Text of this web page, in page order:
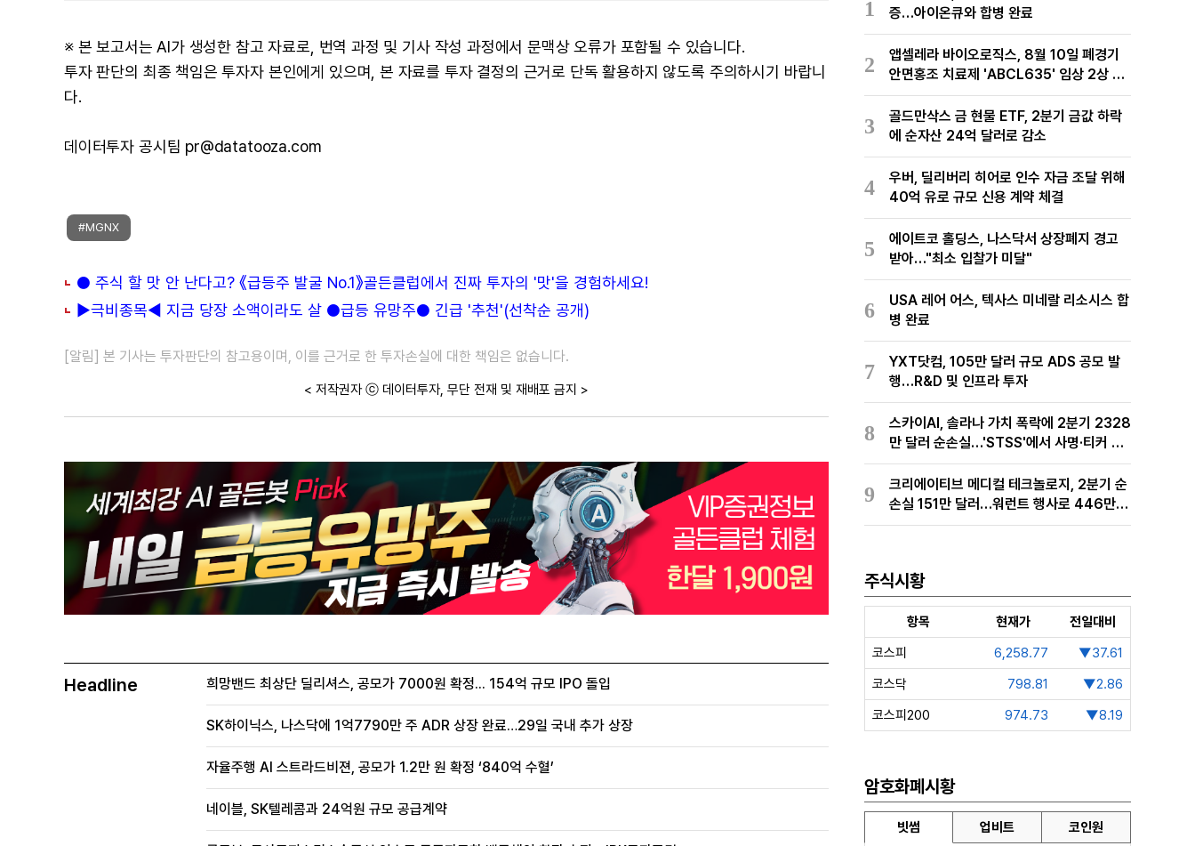
※ 본 보고서는 AI가 생성한 참고 자료로, 번역 과정 및 기사 작성 과정에서 문맥상 오류가 포함될 수 있습니다.
투자 판단의 최종 책임은 투자자 본인에게 있으며, 본 자료를 투자 결정의 근거로 단독 활용하지 않도록 주의하시기 바랍니
다.
데이터투자 공시팀 pr@datatooza.com
#MGNX
● 주식 할 맛 안 난다고? 《급등주 발굴 No.1》골든클럽에서 진짜 투자의 '맛'을 경험하세요!
▶극비종목◀ 지금 당장 소액이라도 살 ●급등 유망주● 긴급 '추천'(선착순 공개)
[알림] 본 기사는 투자판단의 참고용이며, 이를 근거로 한 투자손실에 대한 책임은 없습니다.
< 저작권자 ⓒ 데이터투자, 무단 전재 및 재배포 금지 >
Headline 희망밴드 최상단 딜리셔스, 공모가 7000원 확정... 154억 규모 IPO 돌입
SK하이닉스, 나스닥에 1억7790만 주 ADR 상장 완료…29일 국내 추가 상장
자율주행 AI 스트라드비젼, 공모가 1.2만 원 확정 ‘840억 수혈’
네이블, SK텔레콤과 24억원 규모 공급계약
1
증…아이온큐와 합병 완료
2
앱셀레라 바이오로직스, 8월 10일 폐경기
안면홍조 치료제 'ABCL635' 임상 2상 결
과 발표
3
골드만삭스 금 현물 ETF, 2분기 금값 하락
에 순자산 24억 달러로 감소
4
우버, 딜리버리 히어로 인수 자금 조달 위해
40억 유로 규모 신용 계약 체결
5
에이트코 홀딩스, 나스닥서 상장폐지 경고
받아…"최소 입찰가 미달"
6
USA 레어 어스, 텍사스 미네랄 리소시스 합
병 완료
7
YXT닷컴, 105만 달러 규모 ADS 공모 발
행…R&D 및 인프라 투자
8
스카이AI, 솔라나 가치 폭락에 2분기 2328
만 달러 순손실…'STSS'에서 사명·티커 변
경 완료
9
크리에이티브 메디컬 테크놀로지, 2분기 순
손실 151만 달러…워런트 행사로 446만
달러 조달
주식시황
항목 현재가
전일대비
코스피
6,258.77
▼37.61
코스닥
798.81
▼2.86
코스피200
974.73 ▼8.19
암호화폐시황
빗썸 업비트 코인원